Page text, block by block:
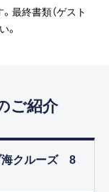
最終書類（ゲスト
。
ご紹介
海クルーズ 8